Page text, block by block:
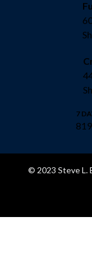
7
© 2023 Steve L.